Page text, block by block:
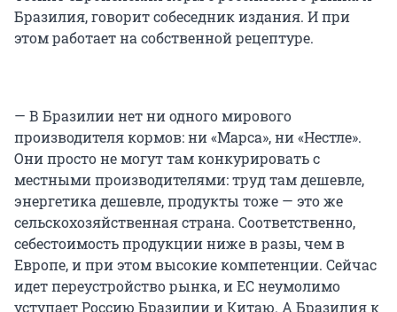
Бразилия, говорит собеседник издания. И при
этом работает на собственной рецептуре.
— В Бразилии нет ни одного мирового
производителя кормов: ни «Марса», ни «Нестле».
Они просто не могут там конкурировать с
местными производителями: труд там дешевле,
энергетика дешевле, продукты тоже — это же
сельскохозяйственная страна. Соответственно,
себестоимость продукции ниже в разы, чем в
Европе, и при этом высокие компетенции. Сейчас
идет переустройство рынка, и ЕС неумолимо
уступает Россию Бразилии и Китаю. А Бразилия к